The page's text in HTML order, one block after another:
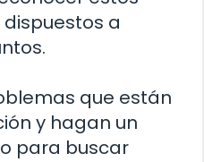
a
que están
y hagan un
para buscar